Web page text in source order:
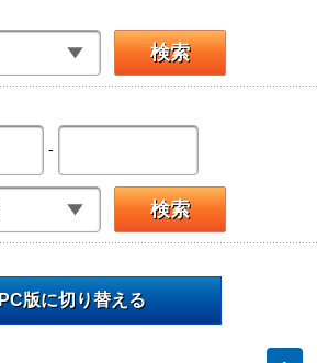
-
PC版に切り替える